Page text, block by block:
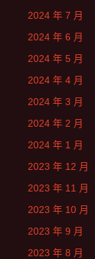
2024 年 7 月
2024 年 6 月
2024 年 5 月
2024 年 4 月
2024 年 3 月
2024 年 2 月
2024 年 1 月
2023 年 12 月
2023 年 11 月
2023 年 10 月
2023 年 9 月
2023 年 8 月